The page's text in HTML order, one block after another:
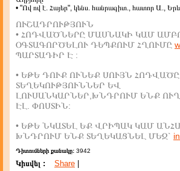
• "Ով ով է. Հայեր", կենս. հանրագիտ., հատոր Ա.,
ՈՒՇԱԴՐՈՒԹՅՈՒՆ
• ՀՈԴՎԱԾՆԵՐԸ ՄԱՍՆԱԿԻ ԿԱՄ
ՕԳՏԱԳՈՐԾԵԼՈՒ ԴԵՊՔՈՒՄ ՀՂՈՒՄԸ
ՊԱՐՏԱԴԻՐ Է :
• ԵԹԵ ԴՈՒՔ ՈՒՆԵՔ ՍՈՒՅՆ
ՏԵՂԵԿՈՒԹՅՈՒՆՆԵՐ ԵՎ
ԼՈՒՍԱՆԿԱՐՆԵՐ,ԽՆԴՐՈՒՄ ԵՆՔ
ԷԼ. ՓՈՍՏԻՆ:
• ԵԹԵ ՆԿԱՏԵԼ ԵՔ ՎՐԻՊԱԿ ԿԱՄ
ԽՆԴՐՈՒՄ ԵՆՔ ՏԵՂԵԿԱՑՆԵԼ ՄԵԶ`
Դիտումների քանակը: 3942
Կիսվել : Share